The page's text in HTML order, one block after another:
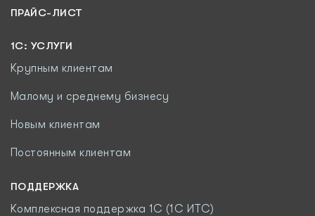
ПРАЙС-ЛИСТ
1С: УСЛУГИ
Крупным клиентам
Малому и среднему бизнесу
Новым клиентам
Постоянным клиентам
ПОДДЕРЖКА
Комплексная поддержка 1С (1С ИТС)